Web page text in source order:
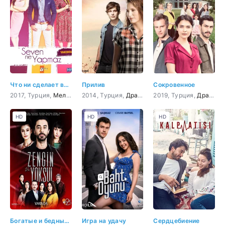
Что ни сделает влюбленный
2017, Турция, Мелодрама ,Комедия
Прилив
2014, Турция, Драма Мелодрама ,Комедия
Сокровенное
2019, Турция, Драма
Богатые и бедные 6 серия
HD
Игра на удачу
HD
Сердцебиение
HD